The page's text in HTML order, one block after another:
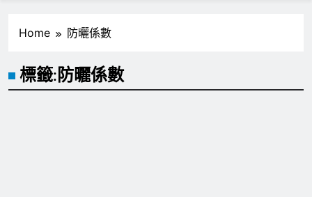
Home 防曬係數
標籤:防曬係數